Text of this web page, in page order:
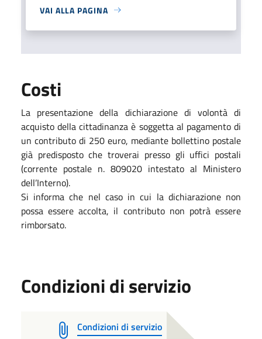
VAI ALLA PAGINA
Costi
La presentazione della dichiarazione di volontà di
acquisto della cittadinanza è soggetta al pagamento di
un contributo di 250 euro, mediante bollettino postale
già predisposto che troverai presso gli uffici postali
(corrente postale n. 809020 intestato al Ministero
dell’Interno).
Si informa che nel caso in cui la dichiarazione non
possa essere accolta, il contributo non potrà essere
rimborsato.
Condizioni di servizio
Condizioni di servizio